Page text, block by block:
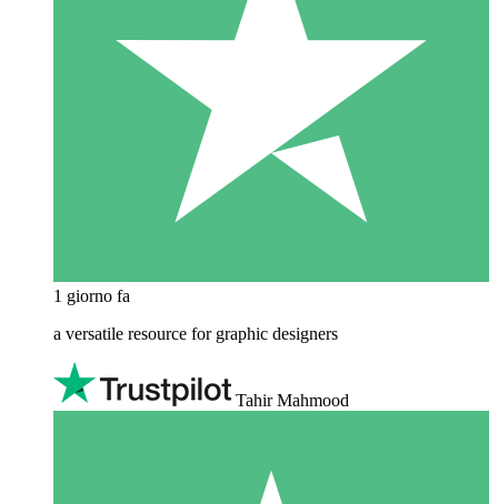
1 giorno fa
a versatile resource for graphic designers
Tahir Mahmood